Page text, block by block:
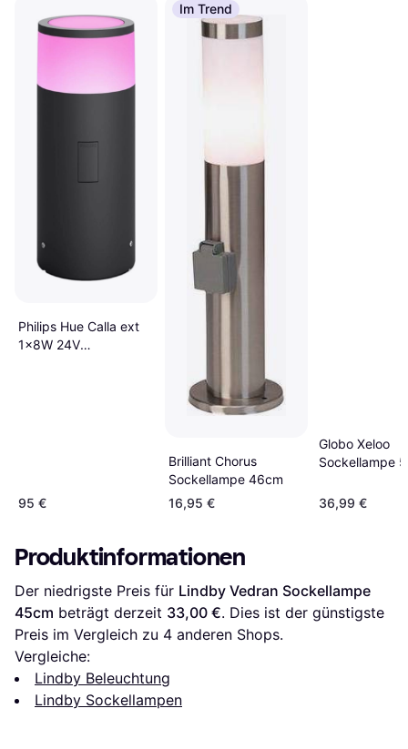
Philips Hue Calla ext
1x8W 24V
95 €
Im Trend
Brilliant Chorus
Sockellampe 46cm
16,95 €
Globo Xeloo
Sockellampe
36,99 €
Produktinformationen
Der niedrigste Preis für Lindby Vedran Sockellampe
45cm beträgt derzeit 33,00 €. Dies ist der günstigste
Preis im Vergleich zu 4 anderen Shops.
Vergleiche:
Lindby Beleuchtung
Lindby Sockellampen